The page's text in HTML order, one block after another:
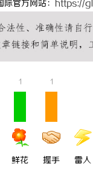
官方网站： https://
1
鲜花
1
握手 雷人
命性材料